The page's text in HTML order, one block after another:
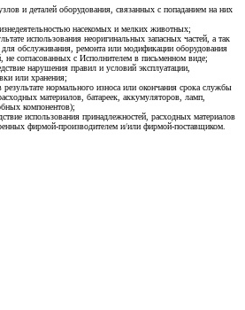
и деталей оборудования, связанных с попаданием на них
насекомых и мелких животных;
использования неоригинальных запасных частей, а так
для обслуживания, ремонта или модификации оборудования
не согласованных с Исполнителем в письменном виде;
нарушения правил и условий эксплуатации,
или хранения;
нормального износа или окончания срока службы
материалов, батареек, аккумуляторов, ламп,
компонентов);
использования принадлежностей, расходных материалов
фирмой-производителем и/или фирмой-поставщиком.